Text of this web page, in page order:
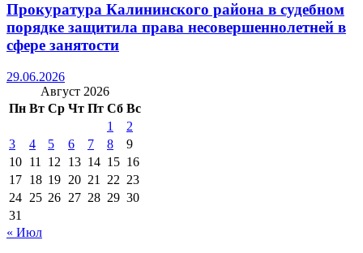
Прокуратура Калининского района в судебном
порядке защитила права несовершеннолетней в
сфере занятости
29.06.2026
Август 2026
Пн Вт Ср Чт Пт Сб Вс
1
2
3
4 5 6 7 8
9
10 11 12 13 14 15 16
17 18 19 20 21 22 23
24 25 26 27 28 29 30
31
« Июл